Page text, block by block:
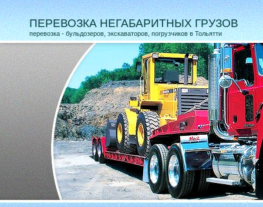
ПЕРЕВОЗКА НЕГАБАРИТНЫХ ГРУЗОВ
перевозка - бульдозеров, экскаваторов, погрузчиков в Тольятти